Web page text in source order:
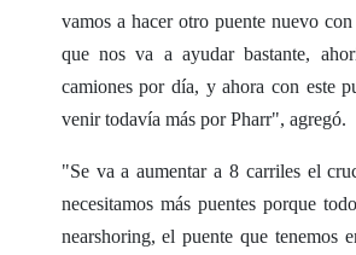
vamos a hacer otro puente nuevo
que nos va a ayudar bastante,
camiones por día, y ahora con este
venir todavía más por Pharr", agregó.
"Se va a aumentar a 8 carriles el
necesitamos más puentes porque
nearshoring, el puente que tenemos